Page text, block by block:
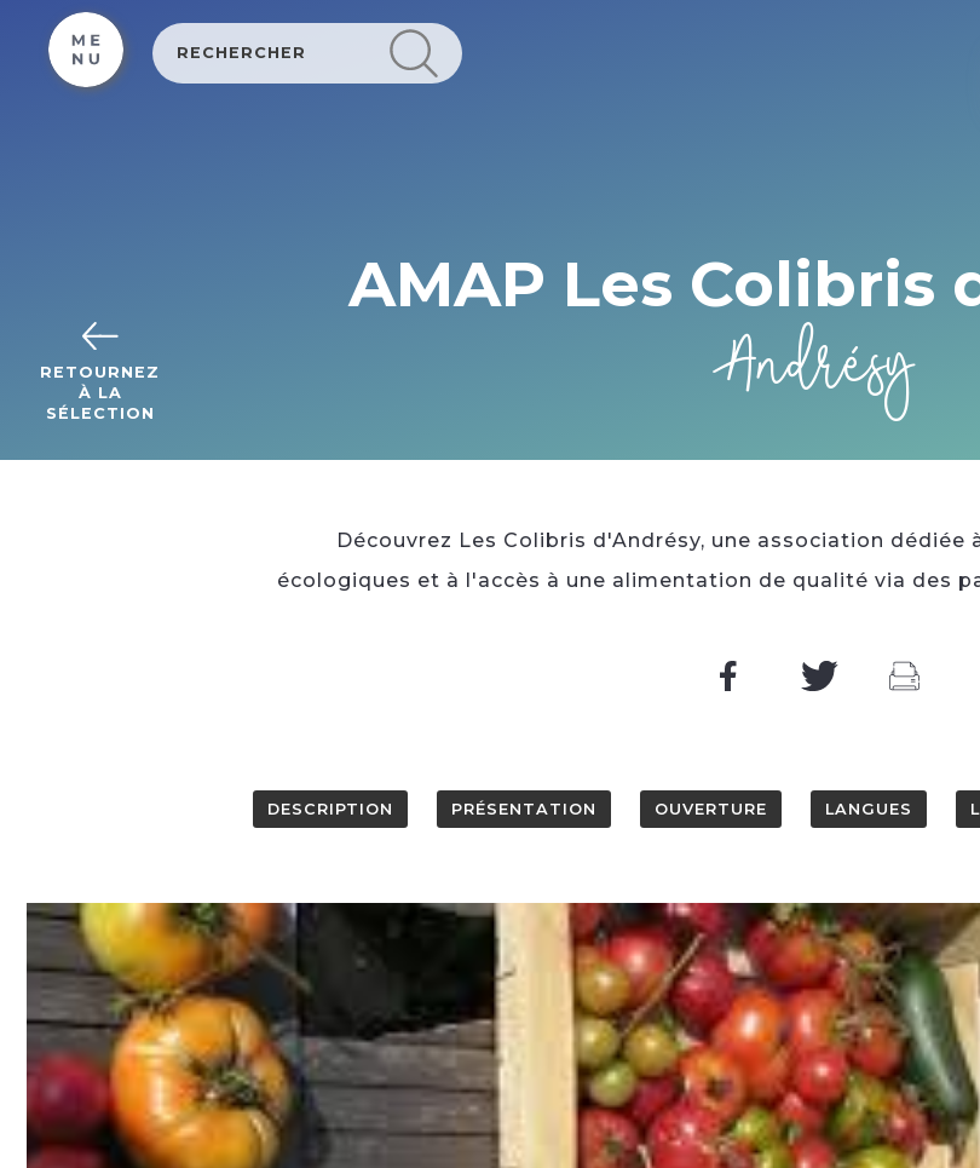
RETOURNEZ
À LA
SÉLECTION
AMAP Les Colibris
Andrésy
Découvrez Les Colibris d'Andrésy, une association
écologiques et à l'accès à une alimentation de qualité via des
DESCRIPTION PRÉSENTATION OUVERTURE LANGUES
Cookies management panel